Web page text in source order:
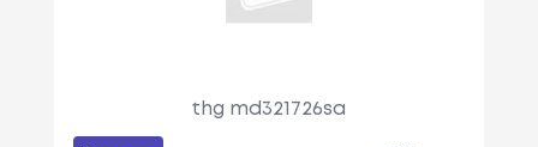
thg md321726sa